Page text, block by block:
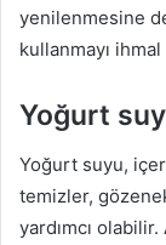
yenilenmesine
kullanmayı
Yoğurt
Yoğurt suyu,
temizler,
yardımcı